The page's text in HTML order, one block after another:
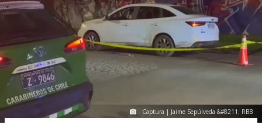
Captura | Jaime Sepúlveda &#8211; RBB